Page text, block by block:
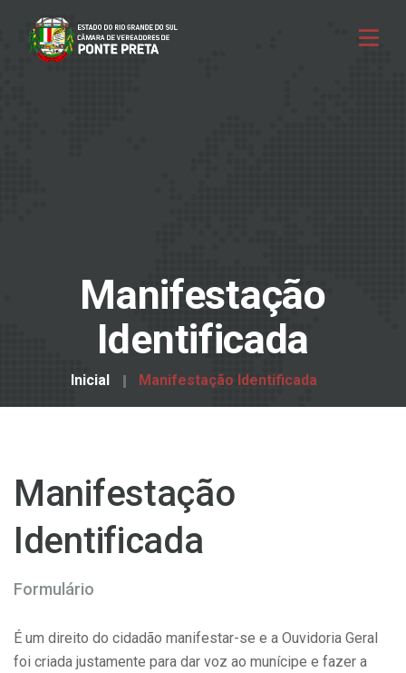
Manifestação
Identificada
Inicial Manifestação Identificada
Manifestação
Identificada
Formulário
É um direito do cidadão manifestar-se e a Ouvidoria Geral
foi criada justamente para dar voz ao munícipe e fazer a